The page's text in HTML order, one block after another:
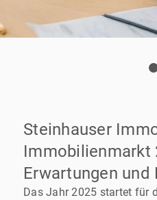
Steinhauser
Immobilienmarkt
Erwartungen und
Das Jahr 2025 startet für